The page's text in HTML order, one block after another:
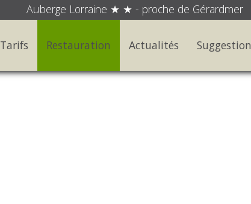
Auberge Lorraine ★ ★ - proche de Gérardmer
Tarifs Restauration Actualités Suggestion